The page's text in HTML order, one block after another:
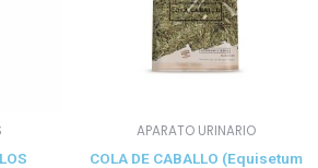
APARATO URINARIO
COLA DE CABALLO (Equisetum